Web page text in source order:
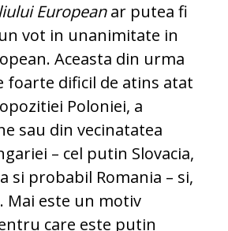
Europeanar putea fi
vot in unanimitate in
Aceasta din urma
foarte dificil de atins atat
Poloniei, a
sau din vecinatatea
– cel putin Slovacia,
si probabil Romania – si,
Mai este un motiv
care este putin